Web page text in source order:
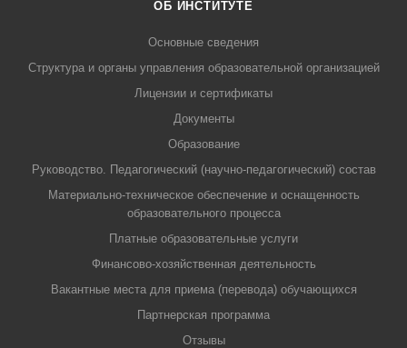
ОБ ИНСТИТУТЕ
Основные сведения
Структура и органы управления образовательной организацией
Лицензии и сертификаты
Документы
Образование
Руководство. Педагогический (научно-педагогический) состав
Материально-техническое обеспечение и оснащенность
образовательного процесса
Платные образовательные услуги
Финансово-хозяйственная деятельность
Вакантные места для приема (перевода) обучающихся
Партнерская программа
Отзывы